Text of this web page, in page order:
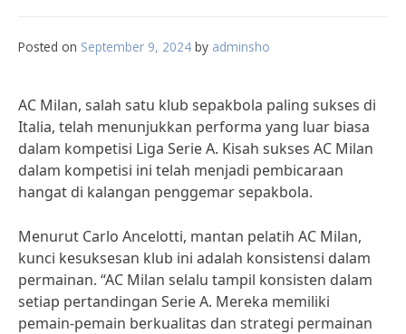
Posted on September 9, 2024 by adminsho
AC Milan, salah satu klub sepakbola paling sukses di
Italia, telah menunjukkan performa yang luar biasa
dalam kompetisi Liga Serie A. Kisah sukses AC Milan
dalam kompetisi ini telah menjadi pembicaraan
hangat di kalangan penggemar sepakbola.
Menurut Carlo Ancelotti, mantan pelatih AC Milan,
kunci kesuksesan klub ini adalah konsistensi dalam
permainan. “AC Milan selalu tampil konsisten dalam
setiap pertandingan Serie A. Mereka memiliki
pemain-pemain berkualitas dan strategi permainan